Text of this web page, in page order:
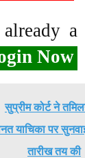
a
Now
सुप्रीम कोर्ट ने
याचिका पर
तारीख तय की